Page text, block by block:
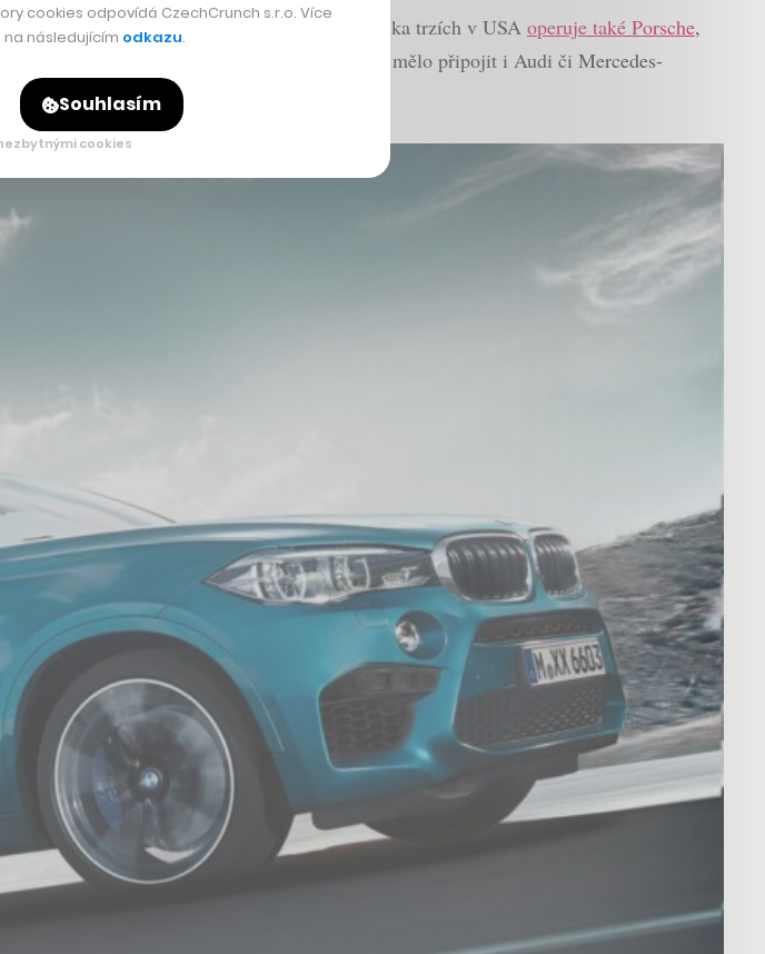
či Ford. Z německých automobilek na několika trzích v USA operuje také Porsche,
911. V průběhu roku by se k němu navíc mělo připojit i Audi či Mercedes-
cookies odpovídá CzechCrunch s.r.o. Více
následujícím odkazu.
Souhlasím
cookies